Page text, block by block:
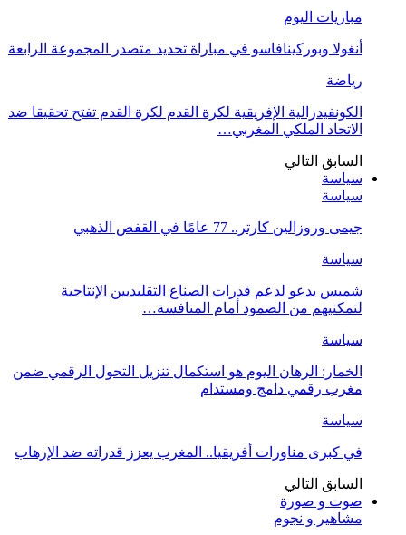
مباريات اليوم
أنغولا وبوركينافاسو في مباراة تحديد متصدر المجموعة الرابعة
رياضة
الكونفيدرالية الإفريقية لكرة القدم لكرة القدم تفتح تحقيقا ضد
الاتحاد الملكي المغربي…
السابق التالي
سياسة
سياسة
جيمى وروزالين كارتر.. 77 عامًا في القفص الذهبي
سياسة
شميس يدعو لدعم قدرات الصناع التقليديين الإنتاجية
لتمكنيهم من الصمود أمام المنافسة…
سياسة
الخمار: الرهان اليوم هو استكمال تنزيل التحول الرقمي ضمن
مغرب رقمي دامج ومستدام
سياسة
في كبرى مناورات أفريقيا.. المغرب يعزز قدراته ضد الإرهاب
السابق التالي
صوت و صورة
مشاهير و نجوم